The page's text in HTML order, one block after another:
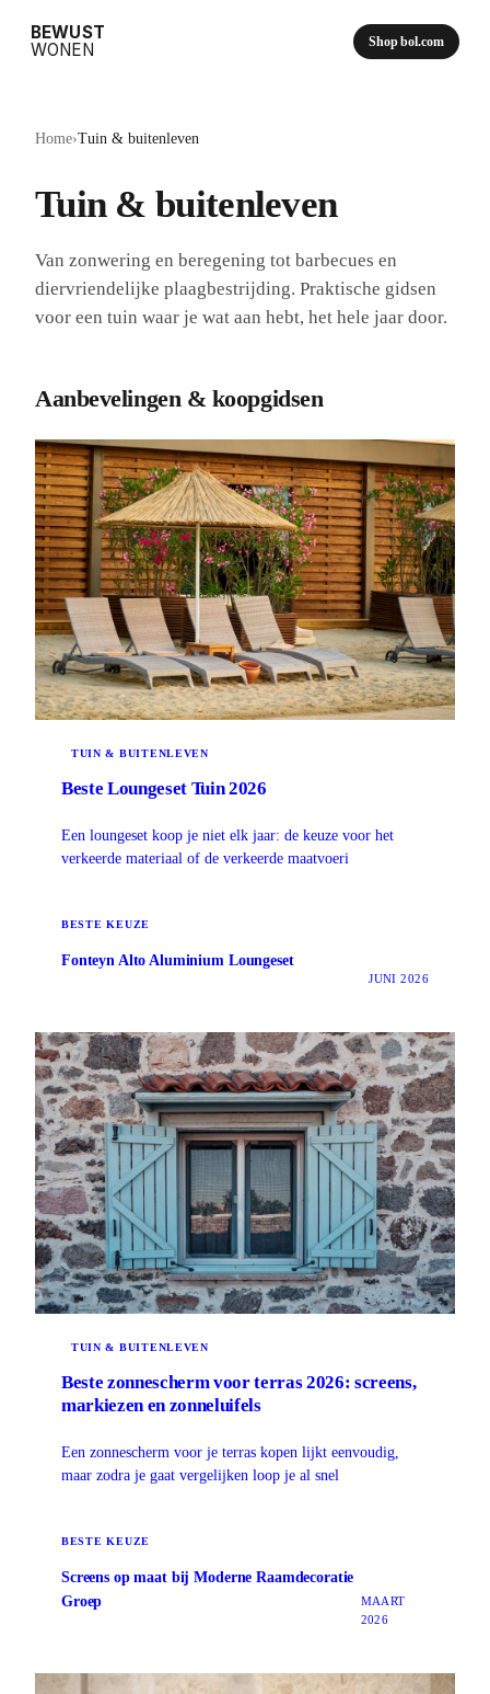
BEWUST
WONEN
Shop bol.com
Home›Tuin & buitenleven
Tuin & buitenleven
Van zonwering en beregening tot barbecues en
diervriendelijke plaagbestrijding. Praktische gidsen
voor een tuin waar je wat aan hebt, het hele jaar door.
Aanbevelingen & koopgidsen
TUIN & BUITENLEVEN
Beste Loungeset Tuin 2026
Een loungeset koop je niet elk jaar: de keuze voor het
verkeerde materiaal of de verkeerde maatvoeri
BESTE KEUZE
Fonteyn Alto Aluminium Loungeset
JUNI 2026
TUIN & BUITENLEVEN
Beste zonnescherm voor terras 2026: screens,
markiezen en zonneluifels
Een zonnescherm voor je terras kopen lijkt eenvoudig,
maar zodra je gaat vergelijken loop je al snel
BESTE KEUZE
Screens op maat bij Moderne Raamdecoratie
Groep
MAART
2026